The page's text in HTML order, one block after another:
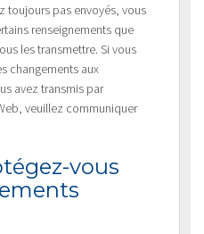
toujours pas envoyés, vous
renseignements que
les transmettre. Si vous
changements aux
avez transmis par
veuillez communiquer
vous